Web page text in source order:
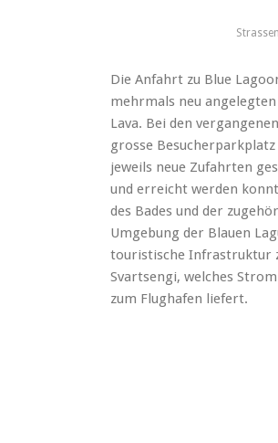
Die Anfahrt zu Blue
mehrmals neu
Lava. Bei den
grosse
jeweils neue Zufahrten
und erreicht werden
des Bades und der
Umgebung der Blauen
touristische Infrastruktur
Svartsengi, welches
zum Flughafen liefert.